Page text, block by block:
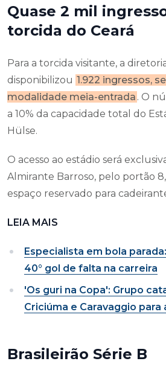
Quase 2 mil
torcida do Ceará
Para a torcida visitante, a
disponibilizou 1.922 ingressos,
modalidade meia-entrada . O
a 10% da capacidade total do
Hülse.
O acesso ao estádio será
Almirante Barroso, pelo portão
espaço reservado para
LEIA MAIS
Especialista em bola
40° gol de falta na carreira
'Os guri na Copa': Grupo
Criciúma e Caravaggio para
Brasileirão Série B